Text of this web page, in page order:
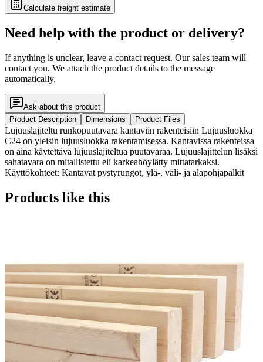
Calculate freight estimate
Need help with the product or delivery?
If anything is unclear, leave a contact request. Our sales team will
contact you. We attach the product details to the message
automatically.
Ask about this product
Product Description
Dimensions Product Files
Lujuuslajiteltu runkopuutavara kantaviin rakenteisiin Lujuusluokka
C24 on yleisin lujuusluokka rakentamisessa. Kantavissa rakenteissa
on aina käytettävä lujuuslajiteltua puutavaraa. Lujuuslajittelun lisäksi
sahatavara on mitallistettu eli karkeahöylätty mittatarkaksi.
Käyttökohteet: Kantavat pystyrungot, ylä-, väli- ja alapohjapalkit
Products like this